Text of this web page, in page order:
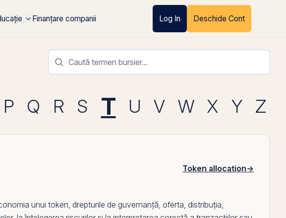
Finanțare companii Log In Deschide Cont
P Q R S T U V W X Y Z
Token allocation→
unui token, drepturile de guvernanță, oferta, distribuția,